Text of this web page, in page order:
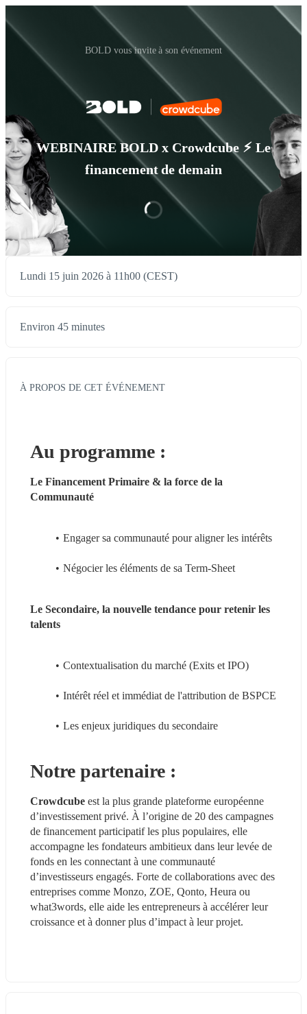
BOLD vous invite à son événement
WEBINAIRE BOLD x Crowdcube ⚡︎ Le
financement de demain
Lundi 15 juin 2026 à 11h00 (CEST)
Environ 45 minutes
À PROPOS DE CET ÉVÉNEMENT
​​Au programme :
Le Financement Primaire & la force de la
Communauté
Engager sa communauté pour aligner les intérêts
Négocier les éléments de sa Term-Sheet
Le Secondaire, la nouvelle tendance pour retenir les
talents
Contextualisation du marché (Exits et IPO)
Intérêt réel et immédiat de l'attribution de BSPCE
Les enjeux juridiques du secondaire
​​Notre partenaire :
Crowdcube est la plus grande plateforme européenne
d’investissement privé. À l’origine de 20 des campagnes
de financement participatif les plus populaires, elle
accompagne les fondateurs ambitieux dans leur levée de
fonds en les connectant à une communauté
d’investisseurs engagés. Forte de collaborations avec des
entreprises comme Monzo, ZOE, Qonto, Heura ou
what3words, elle aide les entrepreneurs à accélérer leur
croissance et à donner plus d’impact à leur projet.